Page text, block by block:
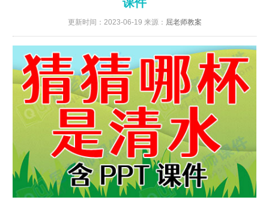
更新时间：2023-06-19 来源： 屈老师教案